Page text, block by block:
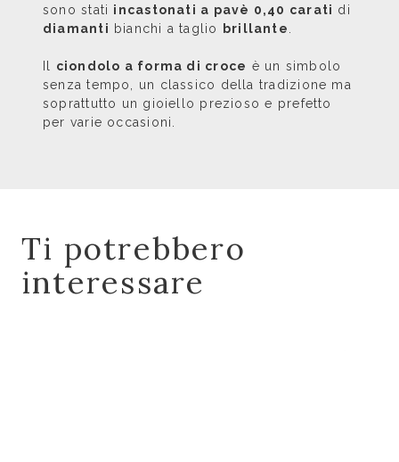
sono stati incastonati a pavè 0,40 carati di
diamanti bianchi a taglio brillante
ciondolo a forma di croce è un simbolo
senza tempo, un classico della tradizione ma
soprattutto un gioiello prezioso e prefetto
per varie occasioni.
Ti potrebbero
interessare